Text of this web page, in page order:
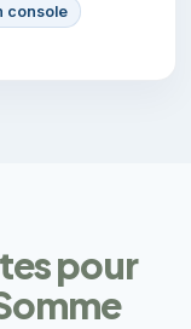
console
pour